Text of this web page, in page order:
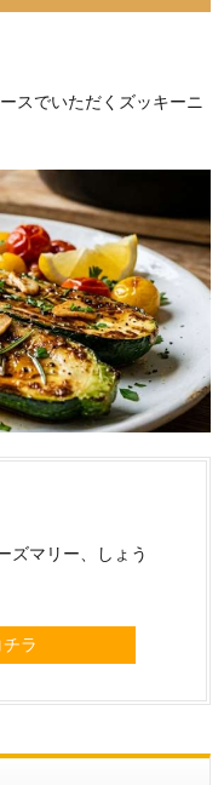
スでいただくズッキーニ
ズマリー、しょう
ラ